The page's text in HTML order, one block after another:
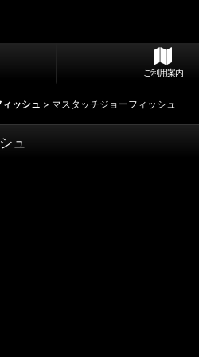
ご利用案内
ッシュ > マスタッチジョーフィッシュ
ュ